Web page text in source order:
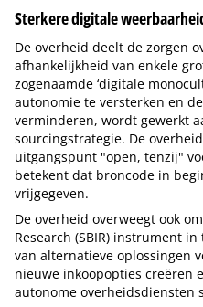
Sterkere digitale
De overheid deelt de zorgen
afhankelijkheid van enkele
zogenaamde ‘digitale
autonomie te versterken en
verminderen, wordt gewerkt
sourcingstrategie. De
uitgangspunt "open, tenzij"
betekent dat broncode in
vrijgegeven.
De overheid overweegt ook
Research (SBIR) instrument
van alternatieve oplossingen
nieuwe inkoopopties creëren
autonome overheidsdiensten